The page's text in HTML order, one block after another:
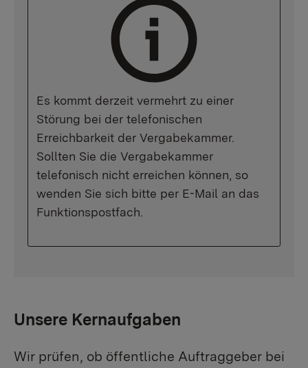
Es kommt derzeit vermehrt zu einer
Störung bei der telefonischen
Erreichbarkeit der Vergabekammer.
Sollten Sie die Vergabekammer
telefonisch nicht erreichen können, so
wenden Sie sich bitte per E-Mail an das
Funktionspostfach.
Unsere Kernaufgaben
Wir prüfen, ob öffentliche Auftraggeber bei